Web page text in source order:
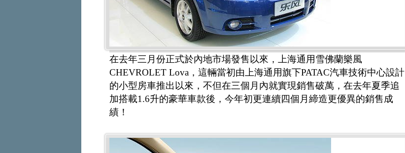
在去年三月份正式於內地市場發售以來，上海通用雪佛蘭樂風
CHEVROLET Lova，這輛當初由上海通用旗下PATAC汽車技術中心設計
的小型房車推出以來，不但在三個月內就實現銷售破萬，在去年夏季追
加搭載1.6升的豪華車款後，今年初更連續四個月締造更優異的銷售成
績！